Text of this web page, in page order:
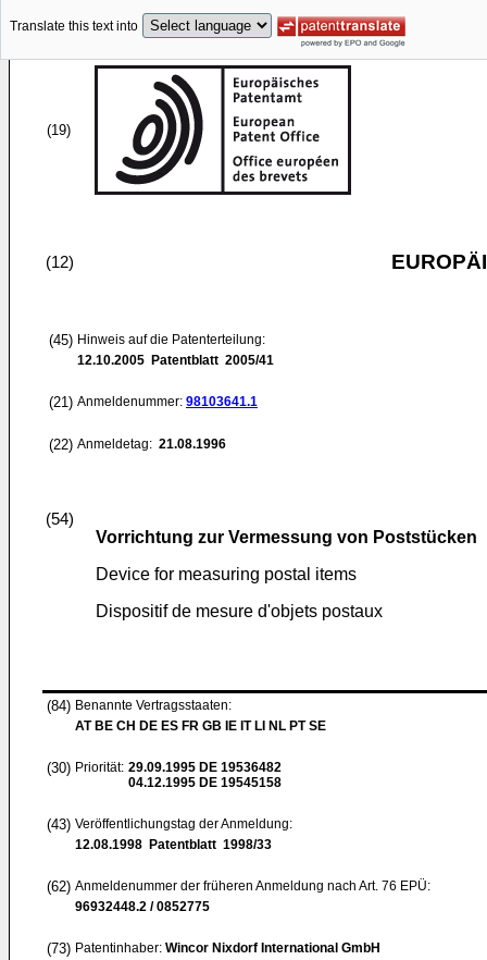
Translate this text into
(19)
(12)
(45) Hinweis auf die Patenterteilung:
12.10.2005 Patentblatt 2005/41
(21) Anmeldenummer: 98103641.1
(22) Anmeldetag: 21.08.1996
(54)
Vorrichtung zur Vermessung von Poststücken
Device for measuring postal items
Dispositif de mesure d'objets postaux
(84) Benannte Vertragsstaaten:
AT BE CH DE ES FR GB IE IT LI NL PT SE
(30) Priorität: 29.09.1995 DE 19536482
04.12.1995 DE 19545158
(43) Veröffentlichungstag der Anmeldung:
12.08.1998 Patentblatt 1998/33
(62) Anmeldenummer der früheren Anmeldung nach Art. 76 EPÜ:
96932448.2 / 0852775
(73) Patentinhaber: Wincor Nixdorf International GmbH